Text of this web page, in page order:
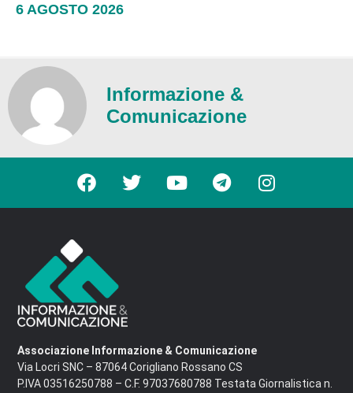
6 AGOSTO 2026
Informazione &
Comunicazione
Associazione Informazione & Comunicazione
Via Locri SNC – 87064 Corigliano Rossano CS
P.IVA 03516250788 – C.F. 97037680788 Testata Giornalistica n.